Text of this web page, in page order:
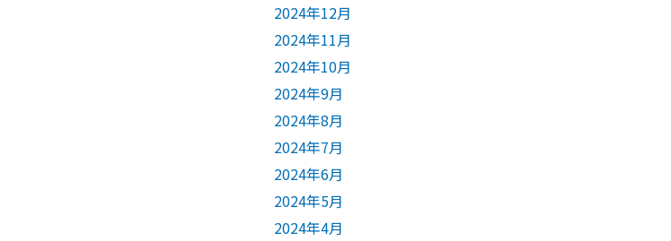
2024年12月
2024年11月
2024年10月
2024年9月
2024年8月
2024年7月
2024年6月
2024年5月
2024年4月